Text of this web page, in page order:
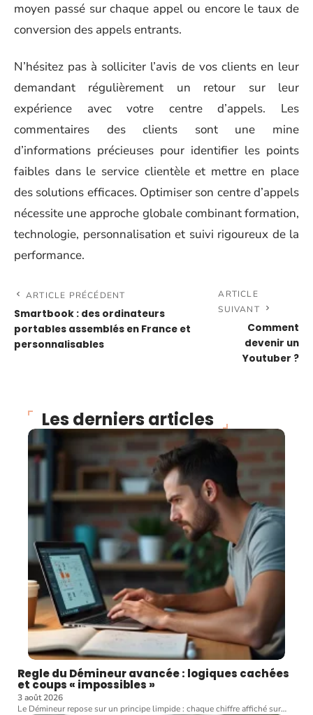
moyen passé sur chaque appel ou encore le taux de
conversion des appels entrants.
N’hésitez pas à solliciter l’avis de vos clients en leur
demandant régulièrement un retour sur leur
expérience avec votre centre d’appels. Les
commentaires des clients sont une mine
d’informations précieuses pour identifier les points
faibles dans le service clientèle et mettre en place
des solutions efficaces. Optimiser son centre d’appels
nécessite une approche globale combinant formation,
technologie, personnalisation et suivi rigoureux de la
performance.
ARTICLE PRÉCÉDENT
Smartbook : des ordinateurs
portables assemblés en France et
personnalisables
ARTICLE
SUIVANT
Comment
devenir un
Youtuber ?
Les derniers articles
Regle du Démineur avancée : logiques cachées
et coups « impossibles »
3 août 2026
Le Démineur repose sur un principe limpide : chaque chiffre affiché sur…